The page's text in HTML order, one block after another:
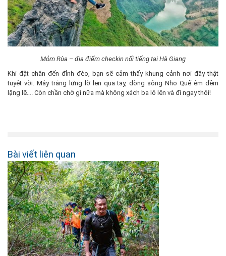
Mỏm Rùa – địa điểm checkin nổi tiếng tại Hà Giang
Khi đặt chân đến đỉnh đèo, bạn sẽ cảm thấy khung cảnh nơi đây thật
tuyệt vời. Mây trắng lững lờ len qua tay, dòng sông Nho Quế êm đềm
lặng lẽ…. Còn chần chờ gì nữa mà không xách ba lô lên và đi ngay thôi!
Bài viết liên quan